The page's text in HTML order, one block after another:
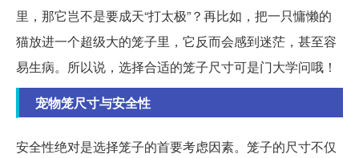
里，那它岂不是要成天“打太极”？再比如，把一只慵懒的
猫放进一个超级大的笼子里，它反而会感到迷茫，甚至容
易生病。所以说，选择合适的笼子尺寸可是门大学问哦！
宠物笼尺寸与安全性
安全性绝对是选择笼子的首要考虑因素。笼子的尺寸不仅